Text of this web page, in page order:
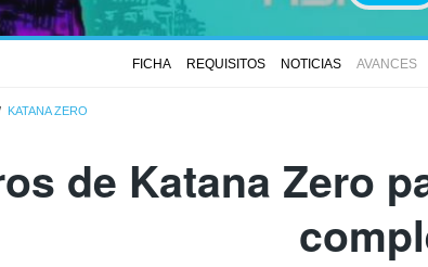
FICHA REQUISITOS NOTICIAS AVANCES
KATANA ZERO
de Katana Zero